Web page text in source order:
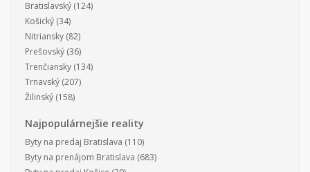
Bratislavský (124)
Košický (34)
Nitriansky (82)
Prešovský (36)
Trenčiansky (134)
Trnavský (207)
Žilinský (158)
Najpopulárnejšie reality
Byty na predaj Bratislava (110)
Byty na prenájom Bratislava (683)